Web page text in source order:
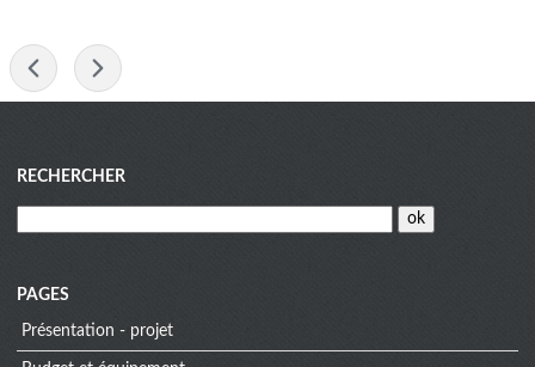
Menu
RECHERCHER
PAGES
Présentation - projet